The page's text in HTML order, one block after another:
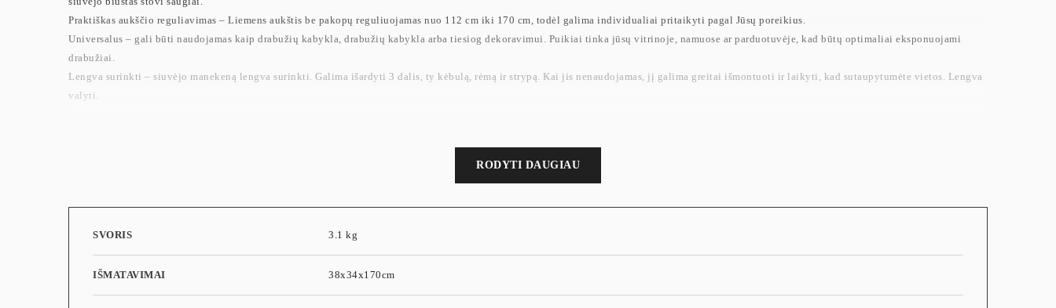
Praktiškas aukščio reguliavimas – Liemens aukštis be pakopų reguliuojamas nuo 112 cm iki 170 cm, todėl galima individualiai pritaikyti pagal Jūsų poreikius.
Universalus – gali būti naudojamas kaip drabužių kabykla, drabužių kabykla arba tiesiog dekoravimui. Puikiai tinka jūsų vitrinoje, namuose ar parduotuvėje, kad būtų optimaliai eksponuojami
drabužiai.
Lengva surinkti – siuvėjo manekeną lengva surinkti. Galima išardyti 3 dalis, ty kėbulą, rėmą ir strypą. Kai jis nenaudojamas, jį galima greitai išmontuoti ir laikyti, kad sutaupytumėte vietos. Lengva
valyti.
RODYTI DAUGIAU
SVORIS 3.1 kg
IŠMATAVIMAI 38x34x170cm